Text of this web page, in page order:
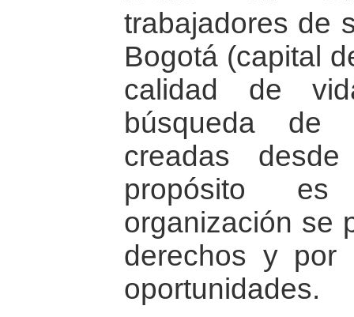
trabajadores de
Bogotá (capital
calidad de
búsqueda de
creadas
propósito
organización se
derechos y por
oportunidades.